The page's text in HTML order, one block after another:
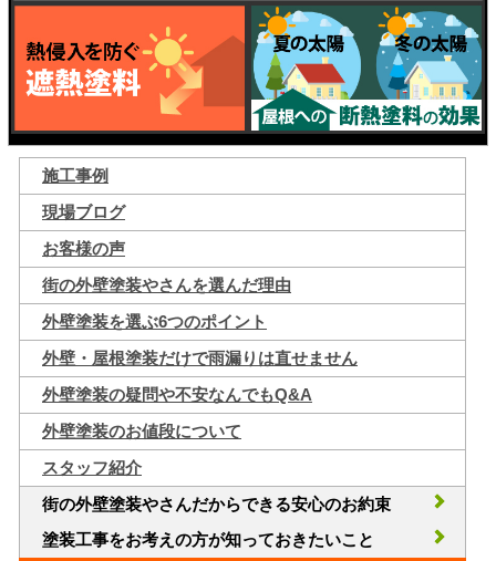
施工事例
現場ブログ
お客様の声
街の外壁塗装やさんを選んだ理由
外壁塗装を選ぶ6つのポイント
外壁・屋根塗装だけで雨漏りは直せません
外壁塗装の疑問や不安なんでもQ&A
外壁塗装のお値段について
スタッフ紹介
街の外壁塗装やさんだからできる安心のお約束
塗装工事をお考えの方が知っておきたいこと